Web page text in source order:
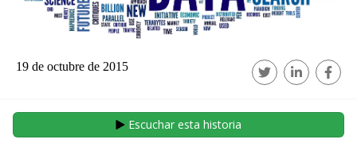
19 de octubre de 2015
Escuchar esta historia